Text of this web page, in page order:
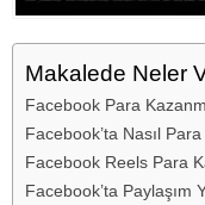
Makalede Neler
Facebook Para
Facebook’ta Nasıl Para
Facebook Reels Para
Facebook’ta Paylaşım